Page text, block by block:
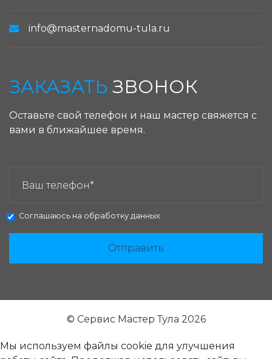
info@masternadomu-tula.ru
ЗАКАЗАТЬ ЗВОНОК
Оставьте свой телефон и наш мастер свяжется с
вами в ближайшее время.
Соглашаюсь на обработку данных
Отправить
© Сервис Мастер Тула 2026
Мы используем файлы cookie для улучшения